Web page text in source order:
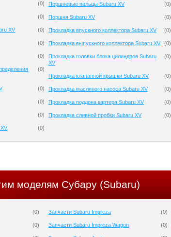
(0)
(0)
XV (0)
(0)
(0)
(0)
(0)
(0)
(0)
(0)
Поршневые пальцы Subaru XV (0)
Поршня Subaru XV (0)
Прокладка впускного коллектора Subaru XV (0)
Прокладка выпускного коллектора Subaru XV (0)
Прокладка головки блока цилиндров Subaru
XV
(0)
Прокладка клапанной крышки Subaru XV (0)
Прокладка масляного насоса Subaru XV (0)
Прокладка поддона картера Subaru XV (0)
Прокладка сливной пробки Subaru XV (0)
моделям Субару (Subaru)
(0)
(0)
Запчасти Subaru Impreza (0)
Запчасти Subaru Impreza Wagon (0)